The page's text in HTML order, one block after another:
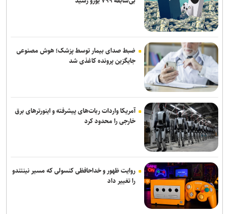
ضبط صدای بیمار توسط پزشک؛ هوش مصنوعی
جایگزین پرونده کاغذی شد
آمریکا واردات ربات‌های پیشرفته و اینورترهای برق
خارجی را محدود کرد
روایت ظهور و خداحافظی کنسولی که مسیر نینتندو
را تغییر داد